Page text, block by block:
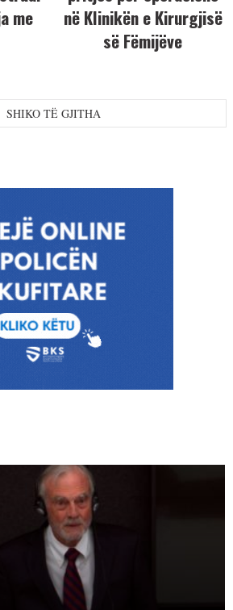
me
në Klinikën e Kirurgjisë
së Fëmijëve
SHIKO TË GJITHA